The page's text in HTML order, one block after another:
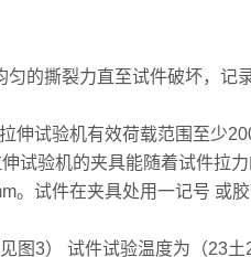
的撕裂力直至试件破坏，记
伸试验机有效荷载范围至少
试验机的夹具能随着试件拉
。试件在夹具处用一记号 或
图3） 试件试验温度为（23